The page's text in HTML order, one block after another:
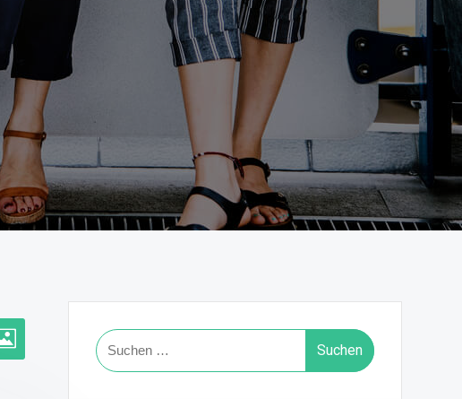
Suchen
nach: